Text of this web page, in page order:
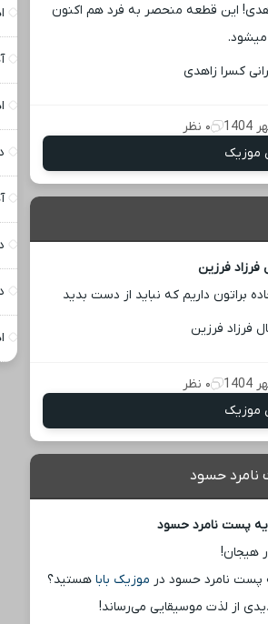
این قطعه منحصر به فرد هم اکنون
۰ نظر
موزیک
فرزین
براتون داریم که نباید از دست بدید
۰ نظر
موزیک
نامرد حسود
پست نامرد حسود
هیجان!
پست نامرد حسود در موزیک بابا هستید؟
از لذت موسیقایی می‌رساند!